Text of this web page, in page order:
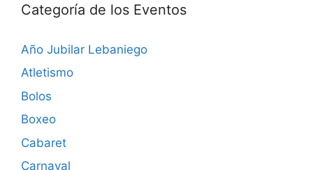
Categoría de los Eventos
Año Jubilar Lebaniego
Atletismo
Bolos
Boxeo
Cabaret
Carnaval